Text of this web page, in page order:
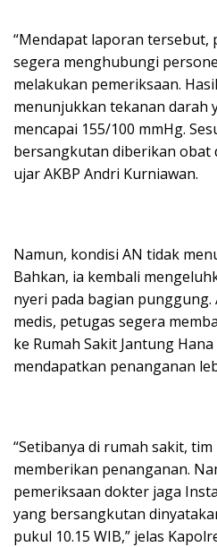
“Mendapat laporan tersebut,
segera menghubungi
melakukan pemeriksaan.
menunjukkan tekanan darah
mencapai 155/100 mmHg.
bersangkutan diberikan obat
ujar AKBP Andri Kurniawan.
Namun, kondisi AN tidak
Bahkan, ia kembali
nyeri pada bagian
medis, petugas segera
ke Rumah Sakit Jantung
mendapatkan penanganan
“Setibanya di rumah sakit,
memberikan penanganan.
pemeriksaan dokter jaga
yang bersangkutan
pukul 10.15 WIB,” jelas